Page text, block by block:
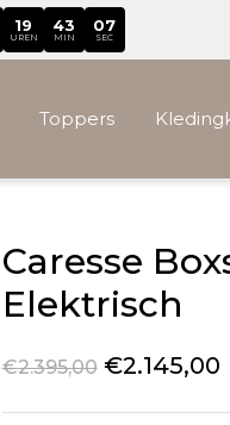
19
UREN
43
MIN
05
SEC
Toppers
Caresse
Elektrisch
€2.395,00 €2.145,00